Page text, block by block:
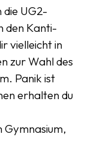
UG2-
den Kanti-
vielleicht in
zur Wahl des
Panik ist
erhalten du